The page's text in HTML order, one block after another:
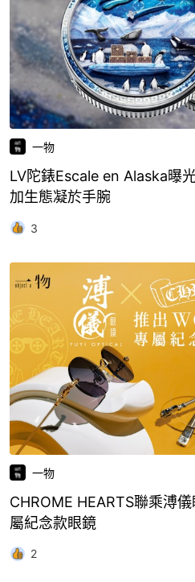
一物
LV陀錶Escale en Alaska曝
加生態凝於手腕
3
一物
CHROME HEARTS聯乘溥
屬紀念款眼鏡
2